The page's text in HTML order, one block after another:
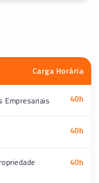
Carga Horária
Empresariais 40h
40h
40h